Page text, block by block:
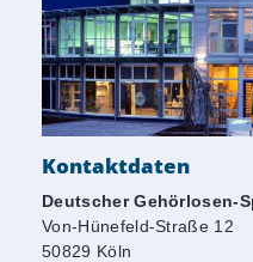
Kontaktdaten
Deutscher Gehörlosen-
Von-Hünefeld-Straße 12
50829 Köln